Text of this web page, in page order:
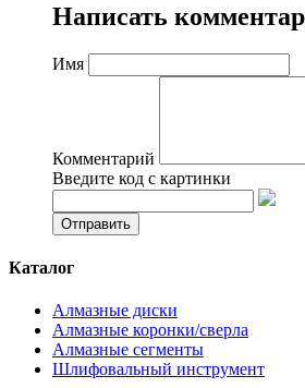
Написать
Имя
Комментарий
Введите код с картинки
Каталог
Алмазные диски
Алмазные коронки/сверла
Алмазные сегменты
Шлифовальный инструмент